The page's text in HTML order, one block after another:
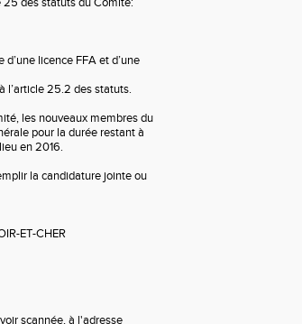
licence FFA et d’une
l’article 25.2 des statuts.
les nouveaux membres du
pour la durée restant à
en 2016.
la candidature jointe ou
ET-CHER
scannée, à l'adresse